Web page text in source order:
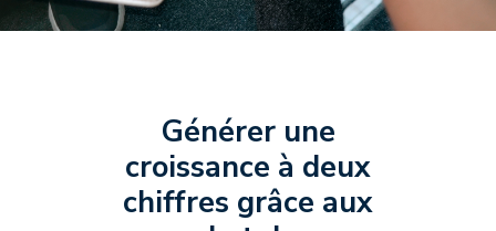
Générer une
croissance à deux
chiffres grâce aux